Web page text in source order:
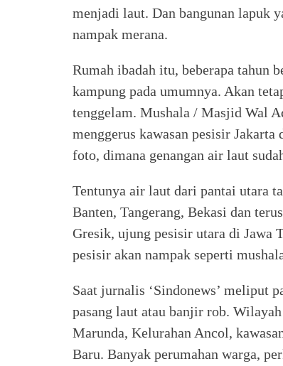
menjadi laut. Dan bangunan lapuk
nampak merana.
Rumah ibadah itu, beberapa tahun
kampung pada umumnya. Akan
tenggelam. Mushala / Masjid Wal
menggerus kawasan pesisir Jakarta
foto, dimana genangan air laut
Tentunya air laut dari pantai utara
Banten, Tangerang, Bekasi dan
Gresik, ujung pesisir utara di Jawa
pesisir akan nampak seperti
Saat jurnalis ‘Sindonews’ meliput
pasang laut atau banjir rob.
Marunda, Kelurahan Ancol,
Baru. Banyak perumahan warga,